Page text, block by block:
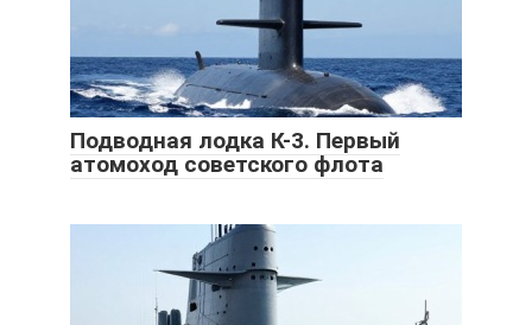
Подводная лодка К-3. Первый
атомоход советского флота